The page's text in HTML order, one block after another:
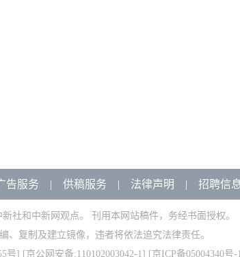
告服务 | 供稿服务 | 法律声明 | 招聘信
社和中新网观点。 刊用本网站稿件，务经书面授权。
、复制及建立镜像，违者将依法追究法律责任。
号] [京公网安备:110102003042-1] [京ICP备05004340号-